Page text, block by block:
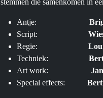
stemmen die samenkomen in
Antje: Brigitte
Script: Wies
Regie:
Techniek:
Art work:
Special effects: